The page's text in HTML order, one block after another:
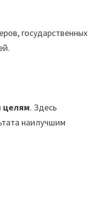
государственных
целям. Здесь
наилучшим